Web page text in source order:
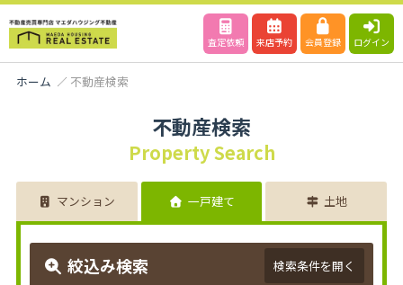
査定依頼 来店予約 会員登録 ログイン
ホーム 不動産検索
不動産検索
Property Search
マンション 一戸建て 土地
絞込み検索 検索条件を開く